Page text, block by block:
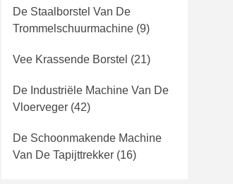
De Staalborstel Van De
Trommelschuurmachine (9)
Vee Krassende Borstel (21)
De Industriële Machine Van De
Vloerveger (42)
De Schoonmakende Machine
Van De Tapijttrekker (16)